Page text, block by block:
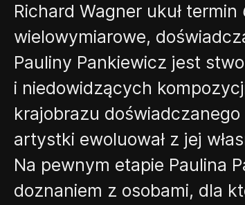
Richard Wagner ukuł termin
wielowymiarowe,
Pauliny Pankiewicz jest
i niedowidzących
krajobrazu doświadczanego
artystki ewoluował z jej
Na pewnym etapie Paulina
doznaniem z osobami, dla